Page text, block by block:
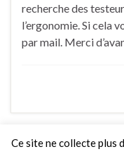
recherche des
l’ergonomie. Si cela
par mail. Merci
Ce site ne collecte plus